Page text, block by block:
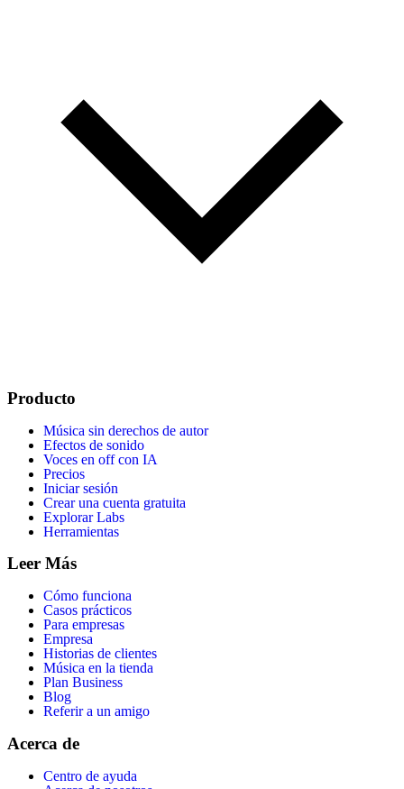
Producto
Música sin derechos de autor
Efectos de sonido
Voces en off con IA
Precios
Iniciar sesión
Crear una cuenta gratuita
Explorar Labs
Herramientas
Leer Más
Cómo funciona
Casos prácticos
Para empresas
Empresa
Historias de clientes
Música en la tienda
Plan Business
Blog
Referir a un amigo
Acerca de
Centro de ayuda